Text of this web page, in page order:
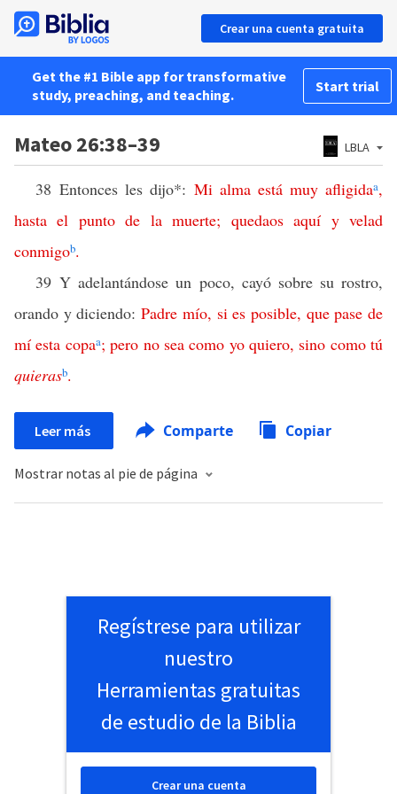
Crear una cuenta gratuita
Get the #1 Bible app for transformative
study, preaching, and teaching.
Start trial
Mateo 26:38–39 LBLA
38 Entonces les dijo*: Mi alma está muy afligidaa,
hasta el punto de la muerte; quedaos aquí y velad
conmigob.
39 Y adelantándose un poco, cayó sobre su rostro,
orando y diciendo:Padre mío, si es posible, que pase de
mí esta copaa;pero no sea como yo quiero, sino como tú
quierasb.
Leer más Comparte Copiar
Mostrar notas al pie de página
Regístrese para utilizar
nuestro
Herramientas gratuitas
de estudio de la Biblia
Crear una cuenta